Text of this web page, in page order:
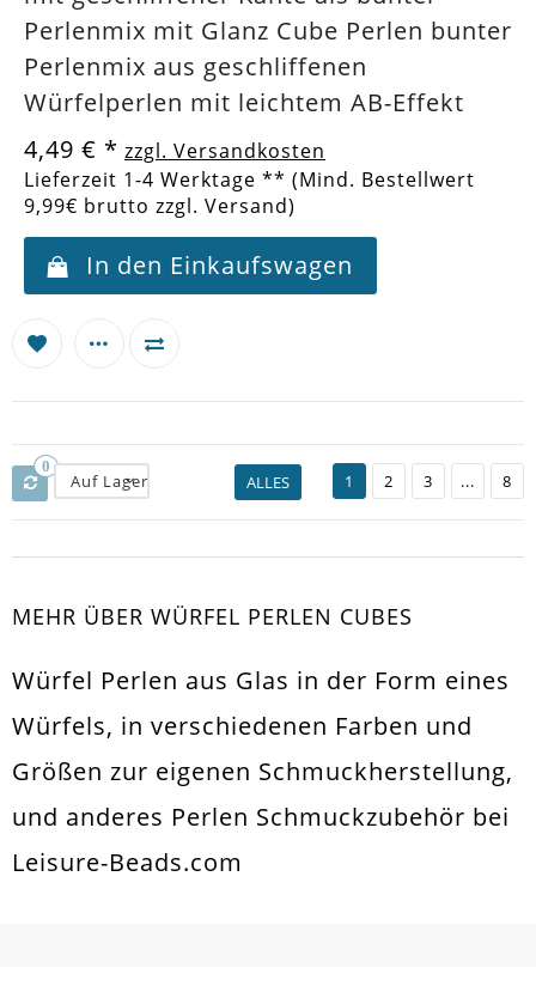
Perlenmix mit Glanz Cube Perlen bunter
Perlenmix aus geschliffenen
Würfelperlen mit leichtem AB-Effekt
4,49 € * zzgl. Versandkosten
Lieferzeit 1-4 Werktage ** (Mind. Bestellwert
9,99€ brutto zzgl. Versand)
In den Einkaufswagen
0
Auf Lager ALLES 1 2 3 ... 8
MEHR ÜBER WÜRFEL PERLEN CUBES
Würfel Perlen aus Glas in der Form eines
Würfels, in verschiedenen Farben und
Größen zur eigenen Schmuckherstellung,
und anderes Perlen Schmuckzubehör bei
Leisure-Beads.com